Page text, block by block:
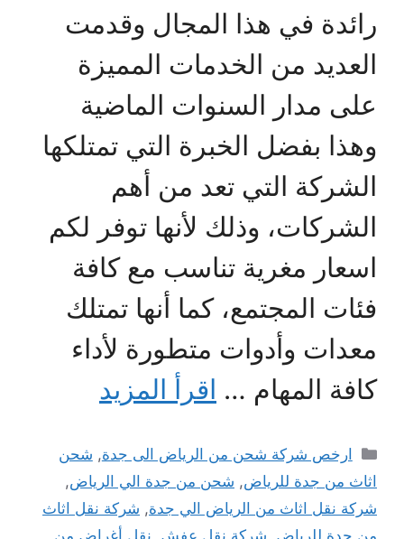
رائدة في هذا المجال وقدمت
العديد من الخدمات المميزة
على مدار السنوات الماضية
وهذا بفضل الخبرة التي تمتلكها
الشركة التي تعد من أهم
الشركات، وذلك لأنها توفر لكم
اسعار مغرية تناسب مع كافة
فئات المجتمع، كما أنها تمتلك
معدات وأدوات متطورة لأداء
كافة المهام … اقرأ المزيد
التصنيفات
ارخص شركة شحن من الرياض الى جدة, شحن
اثاث من جدة للرياض, شحن من جدة الي الرياض,
شركة نقل اثاث من الرياض الي جدة, شركة نقل اثاث
من جدة للرياض شركة نقل عفش نقل أغراض من